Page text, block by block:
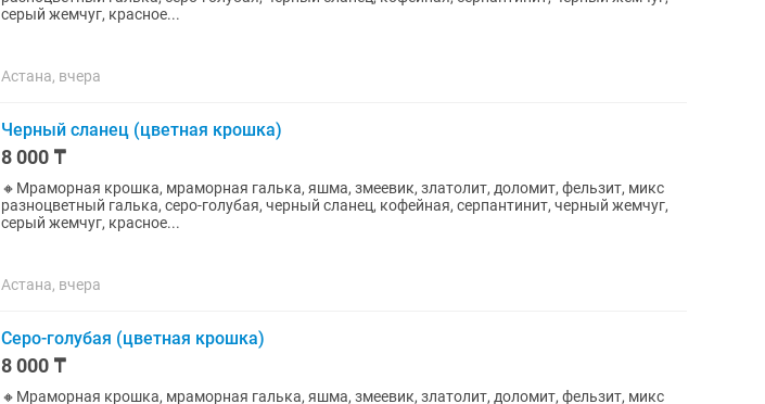
серый жемчуг, красное...
Астана, вчера
Черный сланец (цветная крошка)
8 000 ₸
🔸Мраморная крошка, мраморная галька, яшма, змеевик, златолит, доломит, фельзит, микс
разноцветный галька, серо-голубая, черный сланец, кофейная, серпантинит, черный жемчуг,
серый жемчуг, красное...
Астана, вчера
Серо-голубая (цветная крошка)
8 000 ₸
🔸Мраморная крошка, мраморная галька, яшма, змеевик, златолит, доломит, фельзит, микс